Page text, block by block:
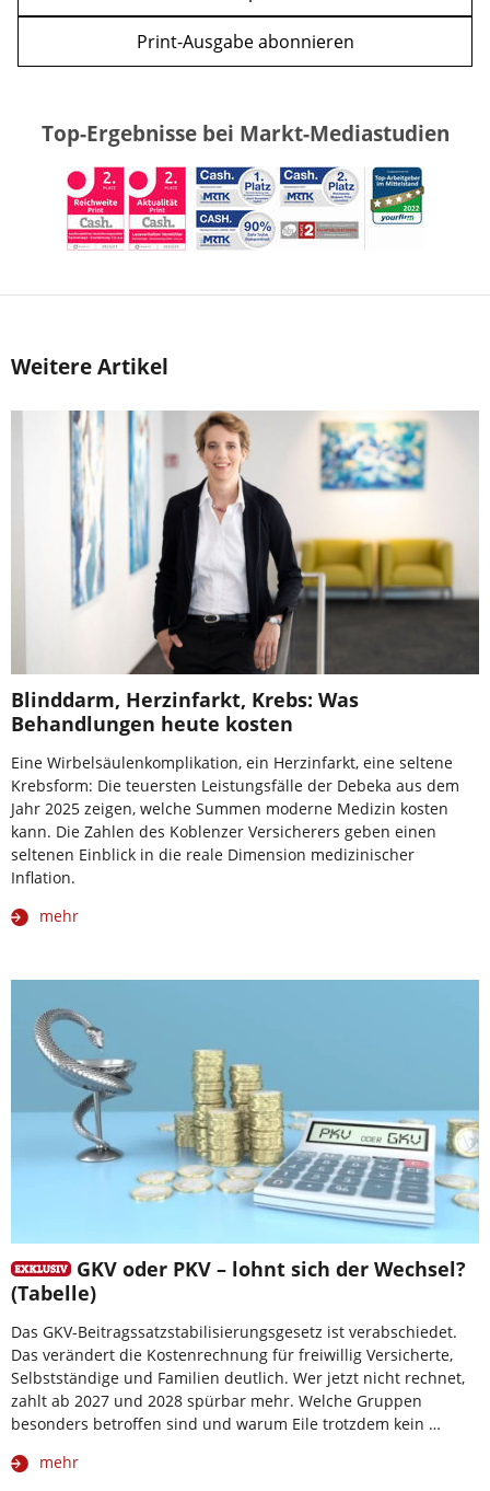
Print-Ausgabe abonnieren
Top-Ergebnisse bei Markt-Mediastudien
Weitere Artikel
Blinddarm, Herzinfarkt, Krebs: Was
Behandlungen heute kosten
Eine Wirbelsäulenkomplikation, ein Herzinfarkt, eine seltene
Krebsform: Die teuersten Leistungsfälle der Debeka aus dem
Jahr 2025 zeigen, welche Summen moderne Medizin kosten
kann. Die Zahlen des Koblenzer Versicherers geben einen
seltenen Einblick in die reale Dimension medizinischer
Inflation.
mehr
GKV oder PKV – lohnt sich der Wechsel?
(Tabelle)
Das GKV-Beitragssatzstabilisierungsgesetz ist verabschiedet.
Das verändert die Kostenrechnung für freiwillig Versicherte,
Selbstständige und Familien deutlich. Wer jetzt nicht rechnet,
zahlt ab 2027 und 2028 spürbar mehr. Welche Gruppen
besonders betroffen sind und warum Eile trotzdem kein …
mehr